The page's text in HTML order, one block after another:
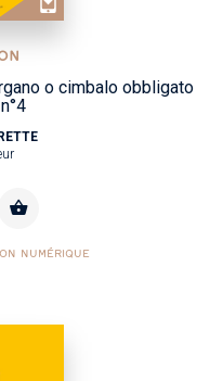
o cimbalo obbligato
NUMÉRIQUE